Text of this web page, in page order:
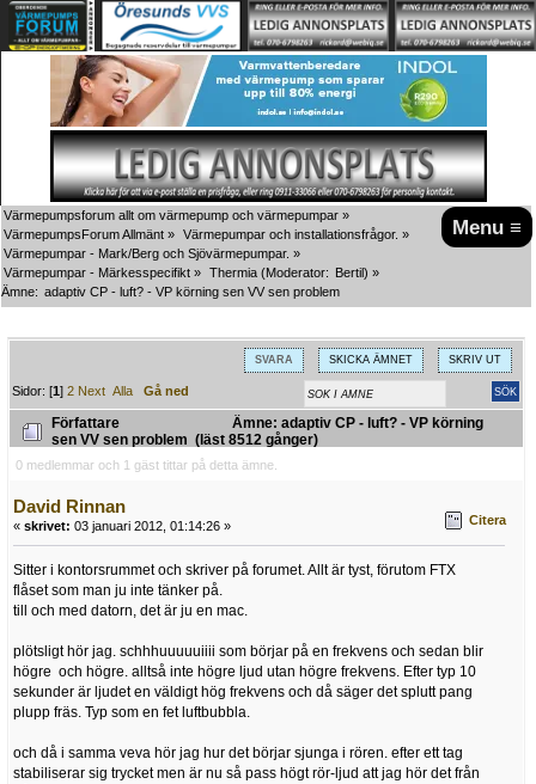
Menu ≡
Värmepumpsforum allt om värmepump och värmepumpar »
VärmepumpsForum Allmänt » Värmepumpar och installationsfrågor. »
Värmepumpar - Mark/Berg och Sjövärmepumpar. »
Värmepumpar - Märkesspecifikt » Thermia (Moderator: Bertil) »
Ämne: adaptiv CP - luft? - VP körning sen VV sen problem
SVARA SKICKA ÄMNET SKRIV UT
Sidor: [1]2 Next Alla Gå ned
Författare
Ämne: adaptiv CP - luft? - VP körning
sen VV sen problem (läst 8512 gånger)
0 medlemmar och 1 gäst tittar på detta ämne.
David Rinnan
« skrivet: 03 januari 2012, 01:14:26 » Citera
Sitter i kontorsrummet och skriver på forumet. Allt är tyst, förutom FTX
flåset som man ju inte tänker på.
till och med datorn, det är ju en mac.
plötsligt hör jag. schhhuuuuuiiii som börjar på en frekvens och sedan blir
högre och högre. alltså inte högre ljud utan högre frekvens. Efter typ 10
sekunder är ljudet en väldigt hög frekvens och då säger det splutt pang
plupp fräs. Typ som en fet luftbubbla.
och då i samma veva hör jag hur det börjar sjunga i rören. efter ett tag
stabiliserar sig trycket men är nu så pass högt rör-ljud att jag hör det från